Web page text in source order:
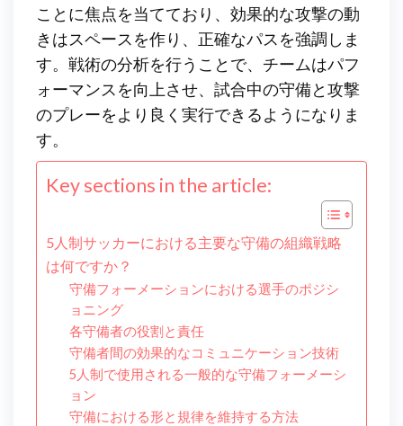
ことに焦点を当てており、効果的な攻撃の動
きはスペースを作り、正確なパスを強調しま
す。戦術の分析を行うことで、チームはパフ
ォーマンスを向上させ、試合中の守備と攻撃
のプレーをより良く実行できるようになりま
す。
Key sections in the article:
5人制サッカーにおける主要な守備の組織戦略
は何ですか？
守備フォーメーションにおける選手のポジシ
ョニング
各守備者の役割と責任
守備者間の効果的なコミュニケーション技術
5人制で使用される一般的な守備フォーメーシ
ョン
守備における形と規律を維持する方法